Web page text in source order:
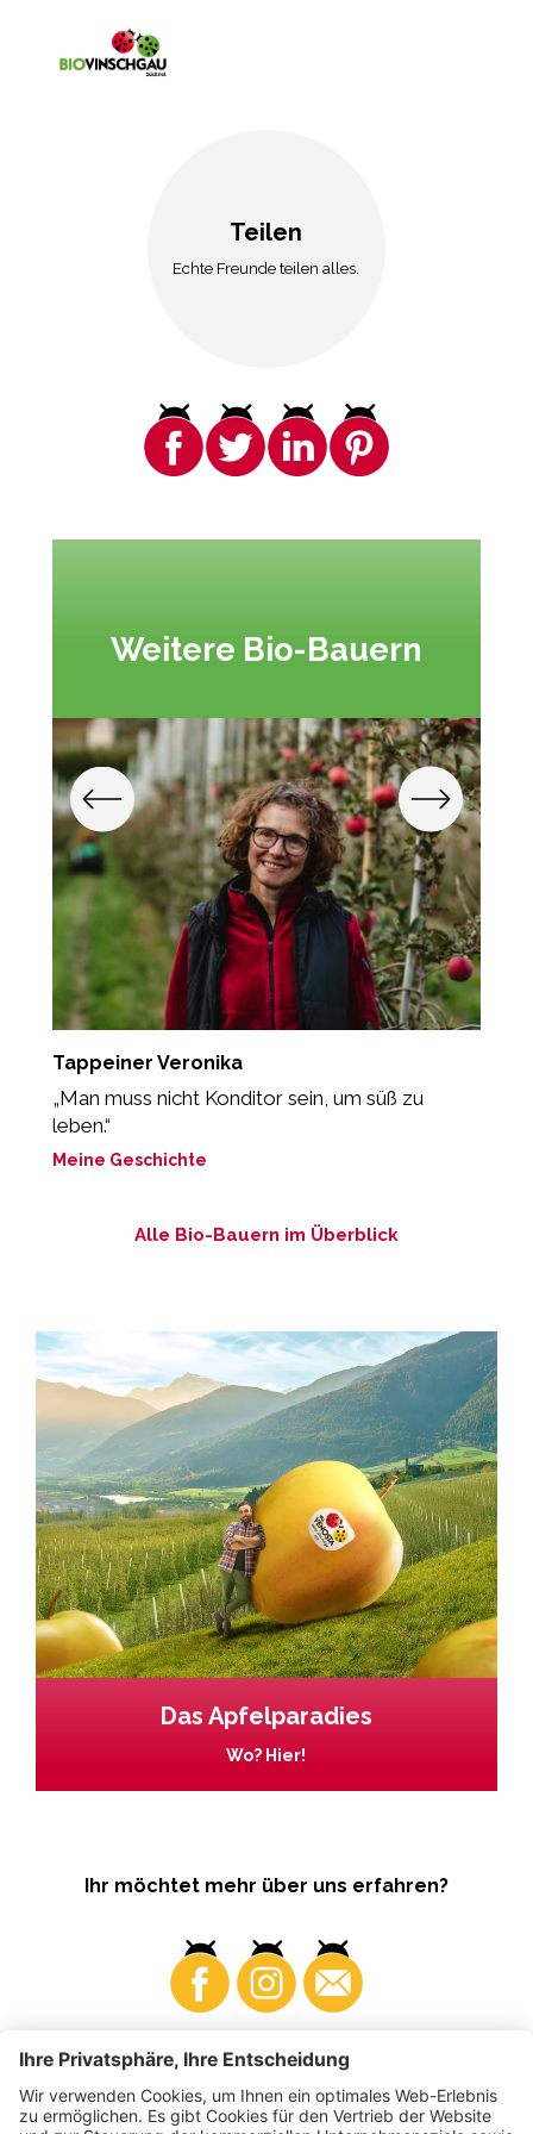
Teilen
Echte Freunde teilen alles.
Weitere Bio-Bauern
Tappeiner Veronika
„Man muss nicht Konditor sein, um süß zu
leben.“
Meine Geschichte
Alle Bio-Bauern im Überblick
Das Apfelparadies
Wo? Hier!
Ihr möchtet mehr über uns erfahren?
Business Produzenten